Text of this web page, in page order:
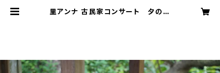
里アンナ 古民家コンサート 夕の宴